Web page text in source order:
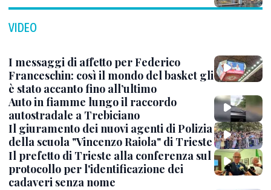
VIDEO
I messaggi di affetto per Federico
Franceschin: così il mondo del basket gli
è stato accanto fino all’ultimo
Auto in fiamme lungo il raccordo
autostradale a Trebiciano
Il giuramento dei nuovi agenti di Polizia
della scuola "Vincenzo Raiola" di Trieste
Il prefetto di Trieste alla conferenza sul
protocollo per l'identificazione dei
cadaveri senza nome